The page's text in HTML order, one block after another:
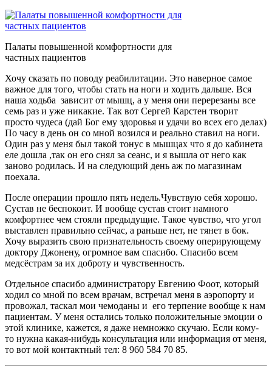
Палаты повышенной комфортности для
частных пациентов
Хочу сказать по поводу реабилитации. Это наверное самое
важное для того, чтобы стать на ноги и ходить дальше. Вся
наша ходьба зависит от мышц, а у меня они перерезаны все
семь раз и уже никакие. Так вот Сергей Карстен творит
просто чудеса (дай Бог ему здоровья и удачи во всех его делах)
По часу в день он со мной возился и реально ставил на ноги.
Один раз у меня был такой тонус в мышцах что я до кабинета
еле дошла ,так он его снял за сеанс, и я вышла от него как
заново родилась. И на следующий день аж по магазинам
поехала.
После операции прошло пять недель.Чувствую себя хорошо.
Сустав не беспокоит. И вообще сустав стоит намного
комфортнее чем стояли предыдущие. Такое чувство, что угол
выставлен правильно сейчас, а раньше нет, не тянет в бок.
Хочу выразить свою признательность своему оперирующему
доктору Джонену, огромное вам спасибо. Спасибо всем
медсёстрам за их доброту и чувственность.
Отдельное спасибо администратору Евгению Фоот, который
ходил со мной по всем врачам, встречал меня в аэропорту и
провожал, таскал мои чемоданы и его терпение вообще к нам
пациентам. У меня остались только положительные эмоции о
этой клинике, кажется, я даже немножко скучаю. Если кому-
то нужна какая-нибудь консультация или информация от меня,
то вот мой контактный тел: 8 960 584 70 85.